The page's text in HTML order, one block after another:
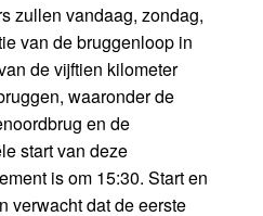
zullen vandaag, zondag,
van de bruggenloop in
de vijftien kilometer
waaronder de
en de
start van deze
is om 15:30. Start en
verwacht dat de eerste